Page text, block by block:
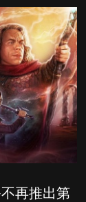
再推出第